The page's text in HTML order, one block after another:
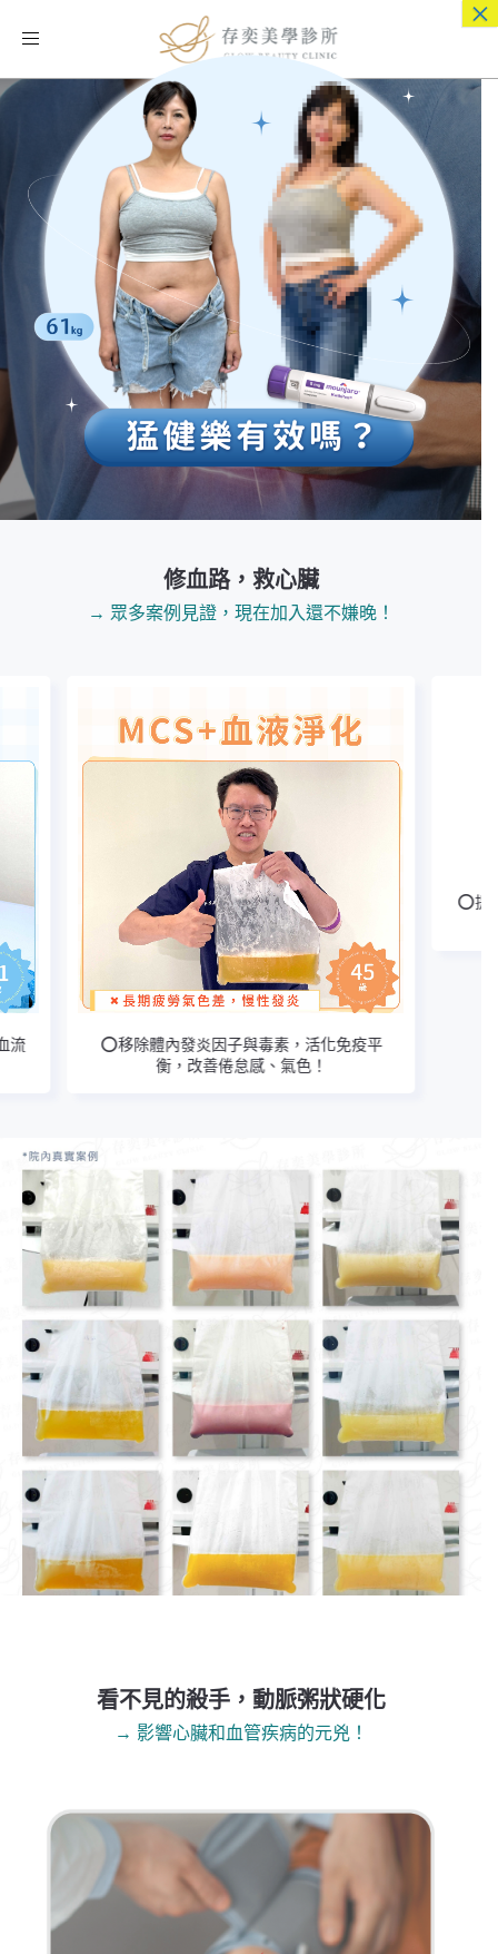
Toggle
心臟「跳太累」
要喘不過氣了！
小心腦中風、心肌梗塞、心衰竭！
真人客服
修血路，救心臟
→ 眾多案例見證，現在加入還不嫌晚！
疫平
⭕提高血液流速、提升高含氧的血流品質，
強化四肢與腦部循環！
看不見的殺手，動脈粥狀硬化
→ 影響心臟和血管疾病的元兇！
Previous
×